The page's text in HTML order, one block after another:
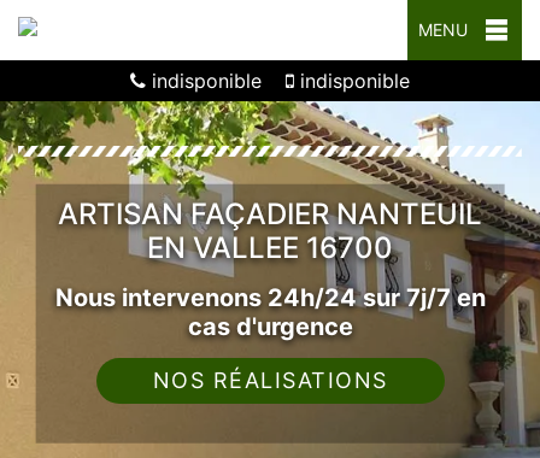
MENU
indisponible indisponible
ARTISAN FAÇADIER NANTEUIL
EN VALLEE 16700
Nous intervenons 24h/24 sur 7j/7 en
cas d'urgence
NOS RÉALISATIONS